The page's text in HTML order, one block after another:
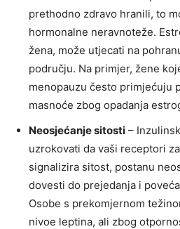
prethodno zdravo hranili, to
hormonalne neravnoteže.
žena, može utjecati na
području. Na primjer, žene
menopauzu često primjećuju
masnoće zbog opadanja
Neosjećanje sitosti –
uzrokovati da vaši receptori
signalizira sitost, postanu
dovesti do prejedanja i
Osobe s prekomjernom
nivoe leptina, ali zbog